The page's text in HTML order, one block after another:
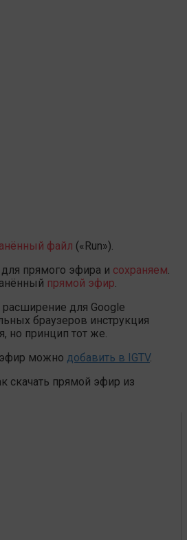
файл («Run»).
для прямого эфира и сохраняем
прямой эфир
для Google
браузеров инструкция
но принцип тот же.
можно добавить в IGTV.
скачать прямой эфир из